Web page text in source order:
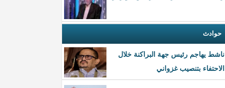
حوادث
ناشط يهاجم رئيس جهة البراكنة خلال
الاحتفاء بتنصيب غزواني